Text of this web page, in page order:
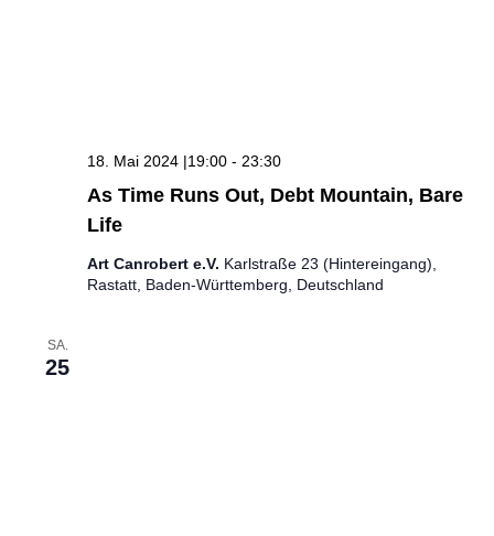
As Time Runs Out, Debt Mountain, Bare
Life
18. Mai 2024 |19:00 - 23:30
Art Canrobert e.V. Karlstraße 23 (Hintereingang),
Rastatt, Baden-Württemberg, Deutschland
SA.
25